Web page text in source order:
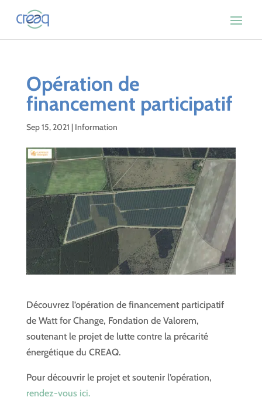
Opération de
financement participatif
Sep 15, 2021 | Information
Découvrez l’opération de financement participatif
de Watt for Change, Fondation de Valorem,
soutenant le projet de lutte contre la précarité
énergétique du CREAQ.
Pour découvrir le projet et soutenir l’opération,
rendez-vous ici.